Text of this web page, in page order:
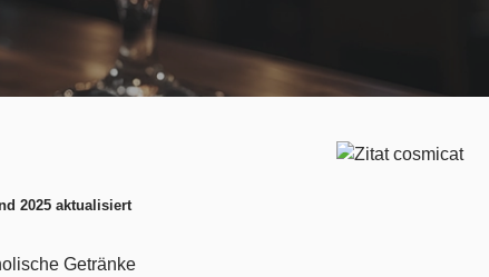
2025 aktualisiert
Getränke